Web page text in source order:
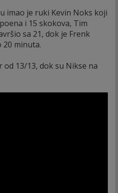
imao je ruki Kevin Noks koji
i 15 skokova, Tim
sa 21, dok je Frenk
20 minuta.
13/13, dok su Nikse na